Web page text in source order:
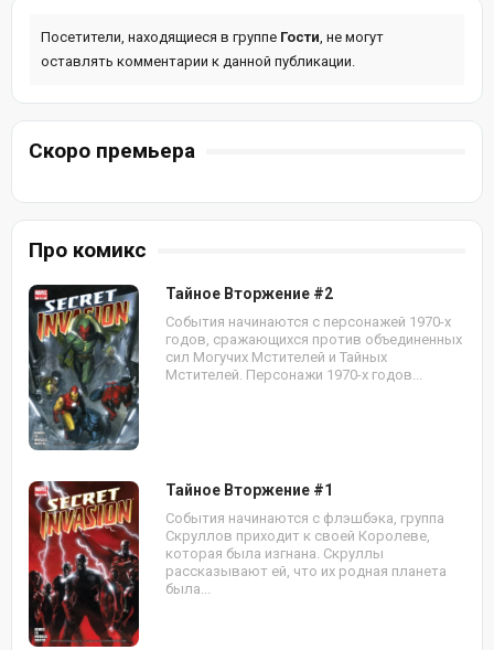
Посетители, находящиеся в группе Гости, не могут
оставлять комментарии к данной публикации.
Скоро премьера
Про комикс
Тайное Вторжение #2
События начинаются с персонажей 1970-х
годов, сражающихся против объединенных
сил Могучих Мстителей и Тайных
Мстителей. Персонажи 1970-х годов...
Тайное Вторжение #1
События начинаются с флэшбэка, группа
Скруллов приходит к своей Королеве,
которая была изгнана. Скруллы
рассказывают ей, что их родная планета
была...